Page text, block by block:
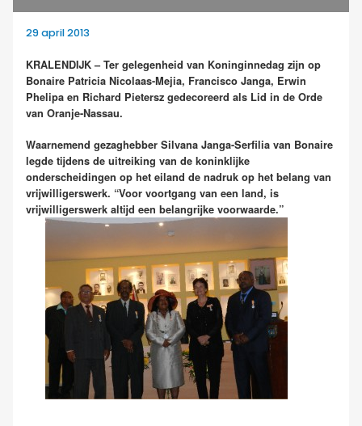
29 april 2013
KRALENDIJK –Ter gelegenheid van Koninginnedag zijn op
Bonaire Patricia Nicolaas-Mejia, Francisco Janga, Erwin
Phelipa en Richard Pietersz gedecoreerd als Lid in de Orde
van Oranje-Nassau.
Waarnemend gezaghebber Silvana Janga-Serfilia van Bonaire
legde tijdens de uitreiking van de koninklijke
onderscheidingen op het eiland de nadruk op het belang van
vrijwilligerswerk. “Voor voortgang van een land, is
vrijwilligerswerk altijd een belangrijke voorwaarde.”